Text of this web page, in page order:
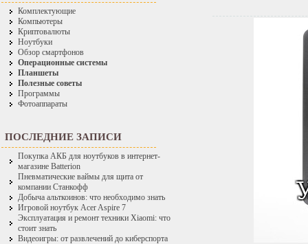
Комплектующие
Компьютеры
Криптовалюты
Ноутбуки
Обзор смартфонов
Операционные системы
Планшеты
Полезные советы
Программы
Фотоаппараты
ПОСЛЕДНИЕ ЗАПИСИ
Покупка АКБ для ноутбуков в интернет-
магазине Batterion
Пневматические ваймы для щита от
компании Станкофф
Добыча альткоинов: что необходимо знать
Игровой ноутбук Acer Aspire 7
Эксплуатация и ремонт техники Xiaomi: что
стоит знать
Видеоигры: от развлечений до киберспорта